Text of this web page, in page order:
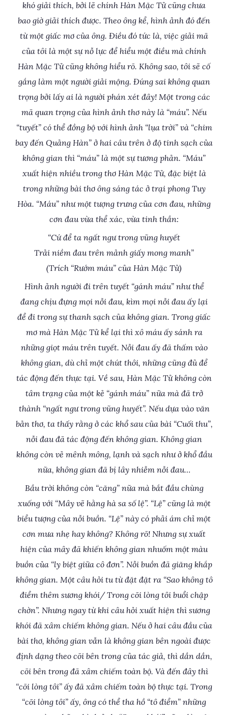
khó giải thích, bởi lẽ chính Hàn Mặc Tử cũng chưa
bao giờ giải thích được. Theo ông kể, hình ảnh đó đến
từ một giấc mơ của ông. Điều đó tức là, việc giải mã
của tôi là một sự nỗ lực để hiểu một điều mà chính
Hàn Mặc Tử cũng không hiểu rõ. Không sao, tôi sẽ cố
gắng làm một người giải mộng. Đúng sai không quan
trọng bởi lấy ai là người phán xét đây! Một trong các
mã quan trọng của hình ảnh thơ này là “máu”. Nếu
“tuyết” có thể đồng bộ với hình ảnh “lụa trời” và “chim
bay đến Quảng Hàn” ở hai câu trên ở độ tinh sạch của
không gian thì “máu” là một sự tương phản. “Máu”
xuất hiện nhiều trong thơ Hàn Mặc Tử, đặc biệt là
trong những bài thơ ông sáng tác ở trại phong Tuy
Hòa. “Máu” như một tượng trưng của cơn đau, những
cơn đau vừa thể xác, vừa tinh thần:
“Cứ để ta ngất ngư trong vũng huyết
Trải niềm đau trên mảnh giấy mong manh”
(Trích “Rướm máu” của Hàn Mặc Tử)
Hình ảnh người đi trên tuyết “gánh máu” như thể
đang chịu đựng mọi nỗi đau, kìm mọi nỗi đau ấy lại
để đi trong sự thanh sạch của không gian. Trong giấc
mơ mà Hàn Mặc Tử kể lại thì xô máu ấy sánh ra
những giọt máu trên tuyết. Nỗi đau ấy đã thấm vào
không gian, dù chỉ một chút thôi, những cũng đủ để
tác động đến thực tại. Về sau, Hàn Mặc Tử không còn
tâm trạng của một kẻ “gánh máu” nữa mà đã trở
thành “ngất ngư trong vũng huyết”. Nếu dựa vào văn
bản thơ, ta thấy rằng ở các khổ sau của bài “Cuối thu”,
nỗi đau đã tác động đến không gian. Không gian
không còn vẻ mênh mông, lạnh và sạch như ở khổ đầu
nữa, không gian đã bị lây nhiễm nỗi đau…
Bầu trời không còn “căng” nữa mà bắt đầu chùng
xuống với “Mây vẽ hằng hà sa số lệ”. “Lệ” cũng là một
biểu tượng của nỗi buồn. “Lệ” này có phải ám chỉ một
cơn mưa nhẹ hay không? Không rõ! Nhưng sự xuất
hiện của mây đã khiến không gian nhuốm một màu
buồn của “ly biệt giữa cô đơn”. Nỗi buồn đã giăng khắp
không gian. Một câu hỏi tu từ đặt đặt ra “Sao không tô
điểm thêm sương khói/ Trong cõi lòng tôi buổi chập
chờn”. Nhưng ngay từ khi câu hỏi xuất hiện thì sương
khói đã xâm chiếm không gian. Nếu ở hai câu đầu của
bài thơ, không gian vẫn là không gian bên ngoài được
định dạng theo cõi bên trong của tác giả, thì dần dần,
cõi bên trong đã xâm chiếm toàn bộ. Và đến đây thì
“cõi lòng tôi” ấy đã xâm chiếm toàn bộ thực tại. Trong
“cõi lòng tôi” ấy, ông có thể tha hồ “tô điểm” những